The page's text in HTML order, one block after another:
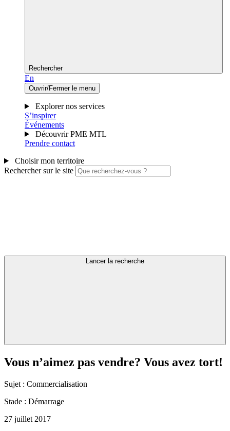
Rechercher
En
Ouvrir/Fermer le menu
Explorer nos services
S’inspirer
Événements
Découvrir PME MTL
Prendre contact
Choisir mon territoire
Rechercher sur le site
Lancer la recherche
Vous n’aimez pas vendre? Vous avez tort!
Sujet : Commercialisation
Stade : Démarrage
27 juillet 2017